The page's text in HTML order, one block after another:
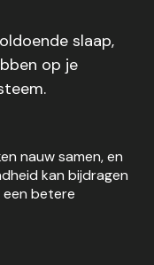
slaap,
op je
nauw samen, en
kan bijdragen
een betere